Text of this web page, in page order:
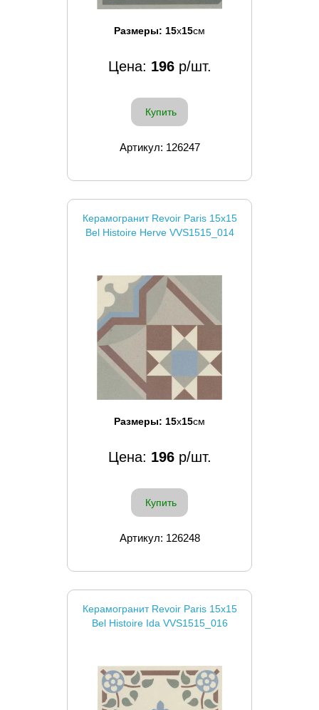
Размеры: 15x15см
Цена: 196р/шт.
Купить
Артикул: 126247
Керамогранит Revoir Paris 15x15
Bel Histoire Herve VVS1515_014
Размеры: 15x15см
Цена: 196р/шт.
Купить
Артикул: 126248
Керамогранит Revoir Paris 15x15
Bel Histoire Ida VVS1515_016